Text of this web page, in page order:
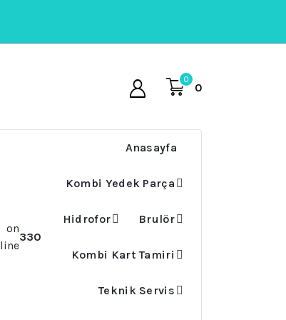
0
0
on
line
330
Anasayfa
Kombi Yedek Parça
Hidrofor Brulör
Kombi Kart Tamiri
Teknik Servis